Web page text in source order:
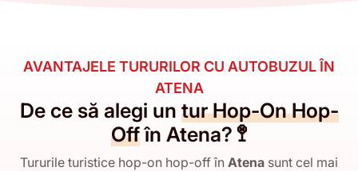
AVANTAJELE TURURILOR CU AUTOBUZUL ÎN
ATENA
De ce să alegi un tur Hop-On Hop-
Offîn Atena? 🚏
Tururile turistice hop-on hop-off în Atena sunt cel mai